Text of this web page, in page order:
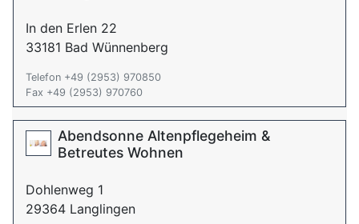
In den Erlen 22
33181 Bad Wünnenberg
Telefon +49 (2953) 970850
Fax +49 (2953) 970760
Abendsonne Altenpflegeheim &
Betreutes Wohnen
Dohlenweg 1
29364 Langlingen